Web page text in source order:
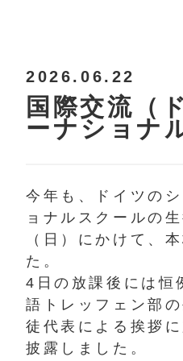
2026.06.22
国際交流（
ーナショナ
今年も、
ドイツの
ョナルスクールの
（日）にかけて、
た。
4日の放課後には恒
語トレッ フェン部
徒代表による挨拶
披露しました。